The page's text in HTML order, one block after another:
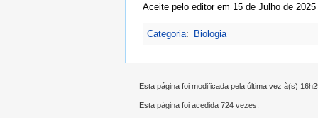
Aceite pelo editor em 15 de Julho de 2025
Categoria: Biologia
Esta página foi modificada pela última vez à(s)
Esta página foi acedida 724 vezes.